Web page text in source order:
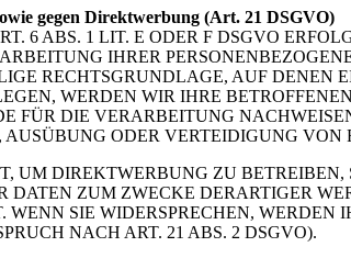
gegen Direktwerbung (Art. 21 DSGVO)
6 ABS. 1 LIT. E ODER F DSGVO
IHRER
RECHTSGRUNDLAGE, AUF DENEN
WERDEN WIR IHRE
FÜR DIE VERARBEITUNG
ODER VERTEIDIGUNG VON
UM DIREKTWERBUNG ZU
DATEN ZUM ZWECKE DERARTIGER
SIE WIDERSPRECHEN, WERDEN
NACH ART. 21 ABS. 2 DSGVO).